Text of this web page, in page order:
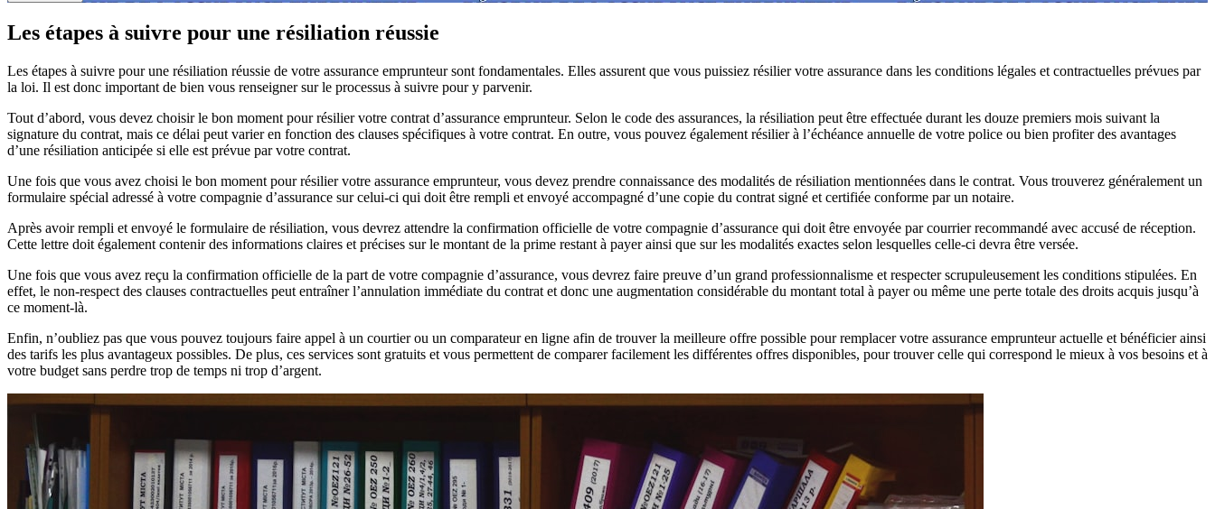
Les étapes à suivre pour une résiliation réussie
Les étapes à suivre pour une résiliation réussie de votre assurance emprunteur sont fondamentales. Elles assurent que vous puissiez résilier votre assurance dans les conditions légales et contractuelles prévues par
la loi. Il est donc important de bien vous renseigner sur le processus à suivre pour y parvenir.
Tout d’abord, vous devez choisir le bon moment pour résilier votre contrat d’assurance emprunteur. Selon le code des assurances, la résiliation peut être effectuée durant les douze premiers mois suivant la
signature du contrat, mais ce délai peut varier en fonction des clauses spécifiques à votre contrat. En outre, vous pouvez également résilier à l’échéance annuelle de votre police ou bien profiter des avantages
d’une résiliation anticipée si elle est prévue par votre contrat.
Une fois que vous avez choisi le bon moment pour résilier votre assurance emprunteur, vous devez prendre connaissance des modalités de résiliation mentionnées dans le contrat. Vous trouverez généralement un
formulaire spécial adressé à votre compagnie d’assurance sur celui-ci qui doit être rempli et envoyé accompagné d’une copie du contrat signé et certifiée conforme par un notaire.
Après avoir rempli et envoyé le formulaire de résiliation, vous devrez attendre la confirmation officielle de votre compagnie d’assurance qui doit être envoyée par courrier recommandé avec accusé de réception.
Cette lettre doit également contenir des informations claires et précises sur le montant de la prime restant à payer ainsi que sur les modalités exactes selon lesquelles celle-ci devra être versée.
Une fois que vous avez reçu la confirmation officielle de la part de votre compagnie d’assurance, vous devrez faire preuve d’un grand professionnalisme et respecter scrupuleusement les conditions stipulées. En
effet, le non-respect des clauses contractuelles peut entraîner l’annulation immédiate du contrat et donc une augmentation considérable du montant total à payer ou même une perte totale des droits acquis jusqu’à
ce moment-là.
Enfin, n’oubliez pas que vous pouvez toujours faire appel à un courtier ou un comparateur en ligne afin de trouver la meilleure offre possible pour remplacer votre assurance emprunteur actuelle et bénéficier ainsi
des tarifs les plus avantageux possibles. De plus, ces services sont gratuits et vous permettent de comparer facilement les différentes offres disponibles, pour trouver celle qui correspond le mieux à vos besoins et à
votre budget sans perdre trop de temps ni trop d’argent.